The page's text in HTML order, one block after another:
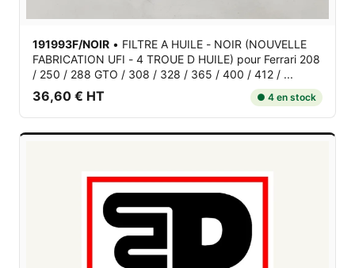
191993F/NOIR • FILTRE A HUILE - NOIR (NOUVELLE
FABRICATION UFI - 4 TROUE D HUILE) pour Ferrari 208
/ 250 / 288 GTO / 308 / 328 / 365 / 400 / 412 / ...
36,60 € HT ● 4 en stock